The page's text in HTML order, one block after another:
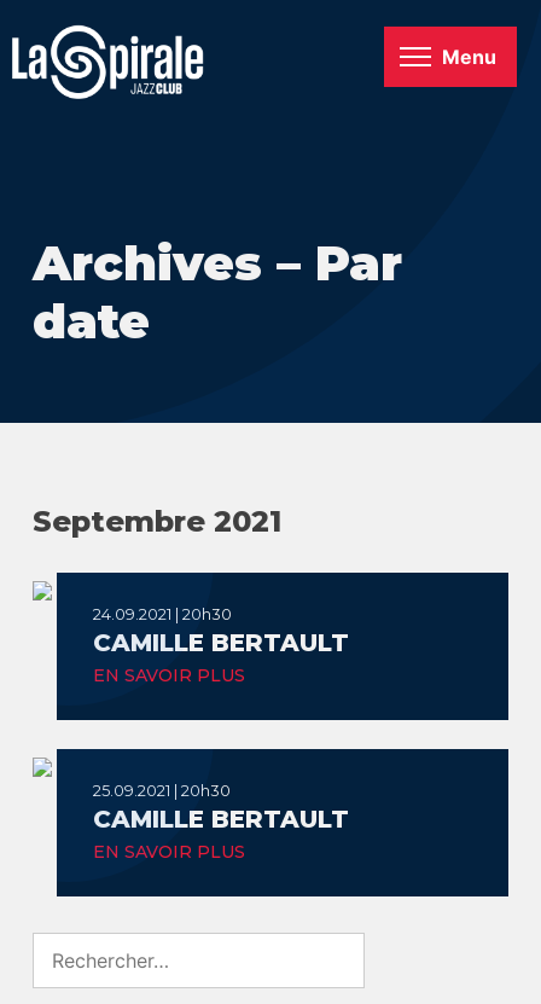
Menu
Archives – Par
date
Septembre 2021
24.09.2021 | 20h30
CAMILLE BERTAULT
EN SAVOIR PLUS
25.09.2021 | 20h30
CAMILLE BERTAULT
EN SAVOIR PLUS
for: